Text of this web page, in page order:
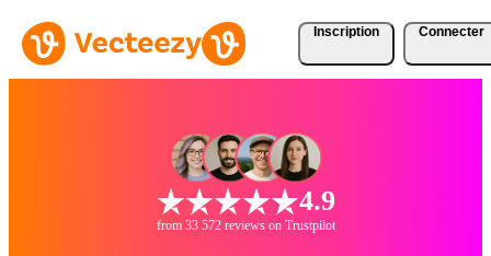
Inscription Connecter
4.9
from 33 572 reviews on Trustpilot